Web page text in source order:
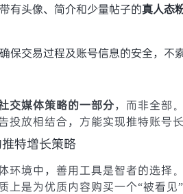
有头像、简介和少量帖子的真人态
确保交易过程及账号信息的安全，不
交媒体策略的一部分，而非全部
投放相结合，方能实现推特账号
特增长策略
环境中，善用工具是智者的选择
上是为优质内容购买一个“被看